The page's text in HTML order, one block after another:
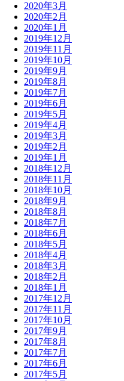
2020年3月
2020年2月
2020年1月
2019年12月
2019年11月
2019年10月
2019年9月
2019年8月
2019年7月
2019年6月
2019年5月
2019年4月
2019年3月
2019年2月
2019年1月
2018年12月
2018年11月
2018年10月
2018年9月
2018年8月
2018年7月
2018年6月
2018年5月
2018年4月
2018年3月
2018年2月
2018年1月
2017年12月
2017年11月
2017年10月
2017年9月
2017年8月
2017年7月
2017年6月
2017年5月